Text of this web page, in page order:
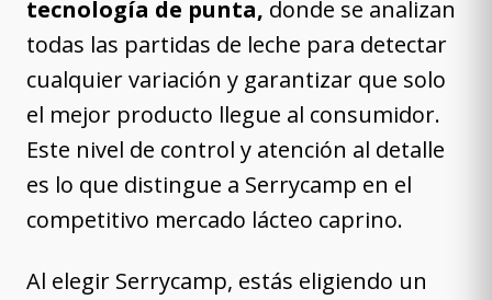
tecnología de punta, donde se analizan
todas las partidas de leche para detectar
cualquier variación y garantizar que solo
el mejor producto llegue al consumidor.
Este nivel de control y atención al detalle
es lo que distingue a Serrycamp en el
competitivo mercado lácteo caprino.
Al elegir Serrycamp, estás eligiendo un